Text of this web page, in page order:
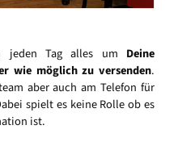
jeden Tag alles um Deine
wie möglich zu versenden.
aber auch am Telefon für
spielt es keine Rolle ob es
ist.